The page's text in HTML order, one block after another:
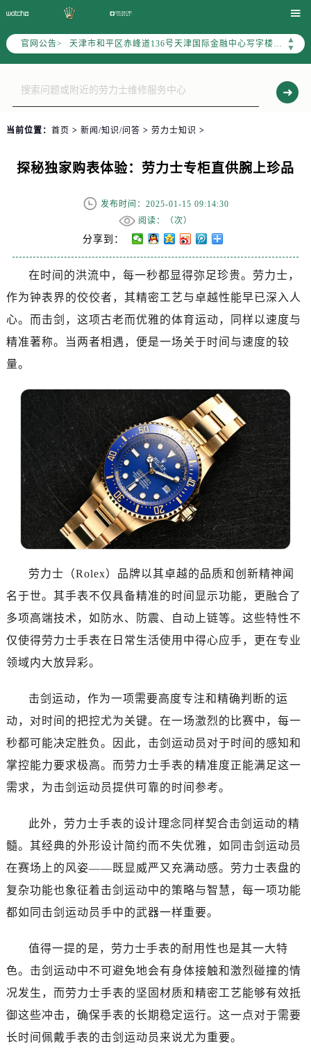

官网公告>
▲
▼
天津市和平区赤峰道136号天津国际金融中心写字楼26层2603室（需提前预约）
上海市徐汇区虹桥路3号港汇中心写字楼2座37层3705室（需提前预约）
南京市秦淮区中山南路1号（新街口）南京中心写字楼22层C1-1室（需提前预约）
扬州市邗江区国展路29号星耀天地写字楼1号楼18层1803室（需提前预约）
金华市金东区东市南街777号金华万达广场写字楼4号楼22层2209室（需提前预约）
绍兴市越城区胜利东路379号世茂天际中心写字楼8层805室（需提前预约）
嘉兴市南湖区广益路705号嘉兴世界贸易中心写字楼A座13层1304室（需提前预约）
南昌市红谷滩新区红谷中大道998号绿地双子塔（中央广场）A1座办公楼14层07室（需提前预约）
济南市历下区经十路11111号华润中心写字楼（万象城）15层1508室（需提前预约）
深圳市罗湖区深南东路5001号华润大厦写字楼17层1701室（需提前预约）
惠州市惠城区江北文昌一路7号华贸大厦写字楼1座30层05室（需提前预约）
福州市鼓楼区五四路128-1号恒力城写字楼15层03室（需提前预约）
成都市锦江区人民东路6号SAC东原中心写字楼24层2406B室（需提前预约）
重庆市江北区观音桥步行街2号融恒时代广场写字楼9层902室（需提前预约）
长沙市芙蓉区定王台街道建湘路393号世茂环球金融中心写字楼（芙蓉广场）10层13室（需提前预约）
郑州市二七区铭功路10号华润大厦写字楼29层2905室（需提前预约）
太原市迎泽区解放路15号亨得利名表服务中心（品牌授权店）3层整层（需提前预约）
沈阳市沈河区中街路137号亨得利名表服务中心（品牌授权店）1层整层（需提前预约）
沈阳市沈河区中街路83号亨得利名表服务中心（品牌授权店）1层整层（需提前预约）
哈尔滨市道里区友谊西路600号富力中心T2座写字楼29层03室（需提前预约）
东莞市东城街道鸿福东路1号民盈国贸中心T1写字楼9层907室（需提前预约）
无锡市梁溪区人民中路139号恒隆广场写字楼1座11层1104室（需提前预约）
南通市崇川区工农路57号圆融广场写字楼16层1603室（需提前预约）
苏州市苏州工业园区星港街199号苏州中心办公楼C座22层08室（需提前预约）
合肥市蜀山区潜山路111号万象城华润大厦B座12楼03室（需提前预约）
泉州市丰泽区宝洲路729号浦西万达中心写字楼A座7楼709室（需提前预约）
青岛市南区山东路6号华润大厦B座22层04室（需提前预约）
西安市碑林区南关正街88号华侨城长安国际中心E座6楼10室（需提前预约）
海口市龙华区金贸东路5号海口华润大厦B座17层1707室（需提前预约）
唐山市路南区新华东道100号万达广场写字楼A座10层1002室（需提前预约）
当前位置： 首页 > 新闻/知识/问答 > 劳力士知识 >
探秘独家购表体验：劳力士专柜直供腕上珍品
发布时间：2025-01-15 09:14:30
阅读：（次）
分享到：
在时间的洪流中，每一秒都显得弥足珍贵。劳力士，
作为钟表界的佼佼者，其精密工艺与卓越性能早已深入人
心。而击剑，这项古老而优雅的体育运动，同样以速度与
精准著称。当两者相遇，便是一场关于时间与速度的较
量。
劳力士（Rolex）品牌以其卓越的品质和创新精神闻
名于世。其手表不仅具备精准的时间显示功能，更融合了
多项高端技术，如防水、防震、自动上链等。这些特性不
仅使得劳力士手表在日常生活使用中得心应手，更在专业
领域内大放异彩。
击剑运动，作为一项需要高度专注和精确判断的运
动，对时间的把控尤为关键。在一场激烈的比赛中，每一
秒都可能决定胜负。因此，击剑运动员对于时间的感知和
掌控能力要求极高。而劳力士手表的精准度正能满足这一
需求，为击剑运动员提供可靠的时间参考。
此外，劳力士手表的设计理念同样契合击剑运动的精
髓。其经典的外形设计简约而不失优雅，如同击剑运动员
在赛场上的风姿——既显威严又充满动感。劳力士表盘的
复杂功能也象征着击剑运动中的策略与智慧，每一项功能
都如同击剑运动员手中的武器一样重要。
值得一提的是，劳力士手表的耐用性也是其一大特
色。击剑运动中不可避免地会有身体接触和激烈碰撞的情
况发生，而劳力士手表的坚固材质和精密工艺能够有效抵
御这些冲击，确保手表的长期稳定运行。这一点对于需要
长时间佩戴手表的击剑运动员来说尤为重要。